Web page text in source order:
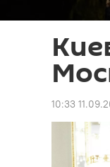
10:33